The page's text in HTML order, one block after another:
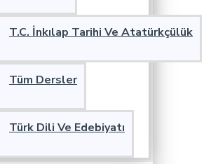
T.C. İnkılap Tarihi Ve Atatürkçülük
Tüm Dersler
Türk Dili Ve Edebiyatı